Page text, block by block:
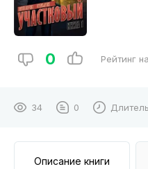
0 Рейтинг
34 0
Описание книги